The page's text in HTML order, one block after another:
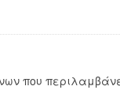
που